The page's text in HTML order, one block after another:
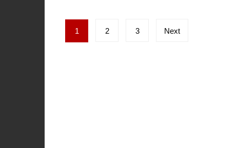
Paginação
dos
1 2 3 Next